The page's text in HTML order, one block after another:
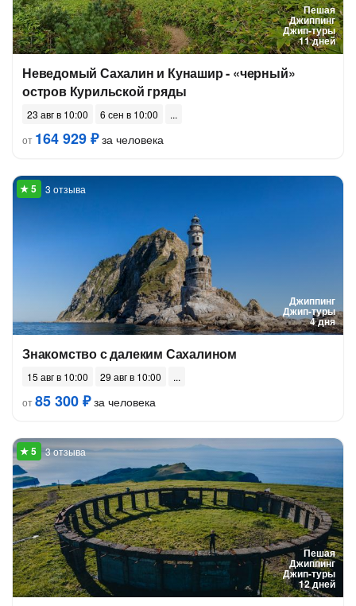
Пешая
Джиппинг
Джип-туры
11 дней
Неведомый Сахалин и Кунашир - «черный»
остров Курильской гряды
23 авг в 10:00
6 сен в 10:00
от 164 929 ₽за человека
Джиппинг
Джип-туры
4 дня
3 отзыва
Знакомство с далеким Сахалином
15 авг в 10:00
29 авг в 10:00
от85 300 ₽за человека
Пешая
Джиппинг
Джип-туры
12 дней
3 отзыва